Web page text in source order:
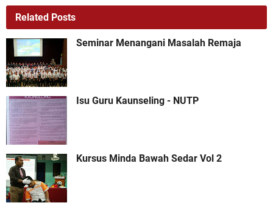
Related Posts
Seminar Menangani Masalah Remaja
Isu Guru Kaunseling - NUTP
Kursus Minda Bawah Sedar Vol 2